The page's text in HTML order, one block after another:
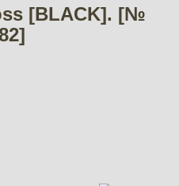
[BLACK]. [№